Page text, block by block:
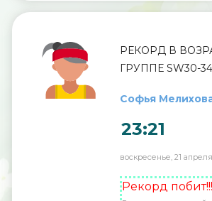
РЕКОРД В
ГРУППЕ SW30-34
Софья
23:21
воскресенье, 21
Рекорд побит!!!